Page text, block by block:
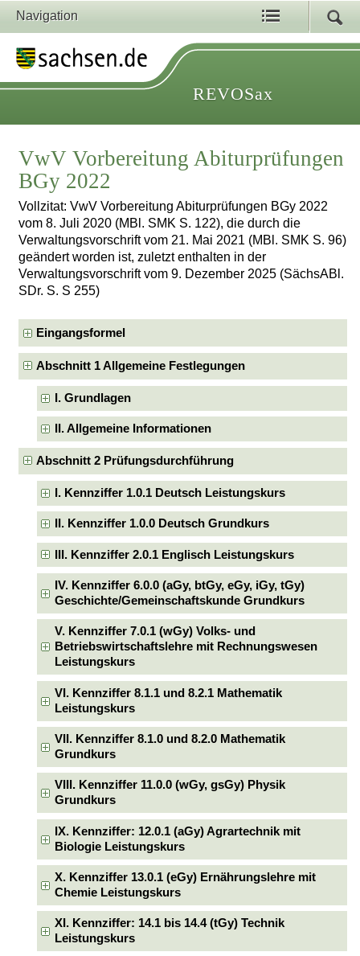
Navigation
REVOSax
VwV Vorbereitung Abiturprüfungen
BGy 2022
Vollzitat: VwV Vorbereitung Abiturprüfungen BGy 2022
vom 8. Juli 2020 (MBl. SMK S. 122), die durch die
Verwaltungsvorschrift vom 21. Mai 2021 (MBl. SMK S. 96)
geändert worden ist, zuletzt enthalten in der
Verwaltungsvorschrift vom 9. Dezember 2025 (SächsABl.
SDr. S. S 255)
Eingangsformel
Abschnitt 1 Allgemeine Festlegungen
I. Grundlagen
II. Allgemeine Informationen
Abschnitt 2 Prüfungsdurchführung
I. Kennziffer 1.0.1 Deutsch Leistungskurs
II. Kennziffer 1.0.0 Deutsch Grundkurs
III. Kennziffer 2.0.1 Englisch Leistungskurs
IV. Kennziffer 6.0.0 (aGy, btGy, eGy, iGy, tGy)
Geschichte/Gemeinschaftskunde Grundkurs
V. Kennziffer 7.0.1 (wGy) Volks- und
Betriebswirtschaftslehre mit Rechnungswesen
Leistungskurs
VI. Kennziffer 8.1.1 und 8.2.1 Mathematik
Leistungskurs
VII. Kennziffer 8.1.0 und 8.2.0 Mathematik
Grundkurs
VIII. Kennziffer 11.0.0 (wGy, gsGy) Physik
Grundkurs
IX. Kennziffer: 12.0.1 (aGy) Agrartechnik mit
Biologie Leistungskurs
X. Kennziffer 13.0.1 (eGy) Ernährungslehre mit
Chemie Leistungskurs
XI. Kennziffer: 14.1 bis 14.4 (tGy) Technik
Leistungskurs